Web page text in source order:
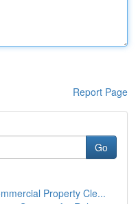
Report Page
Go
Property Cle...